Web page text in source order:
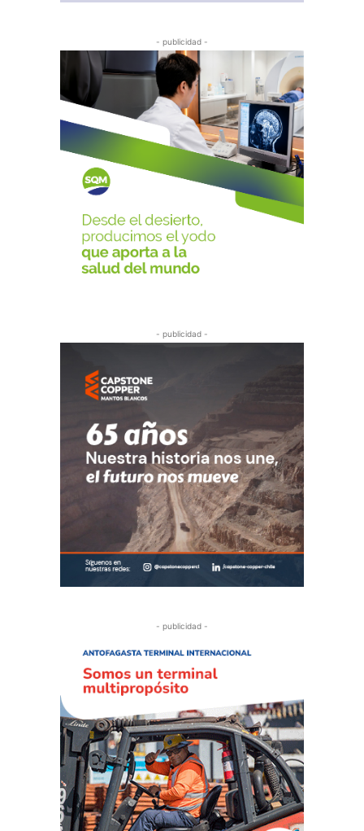
- publicidad -
- publicidad -
- publicidad -